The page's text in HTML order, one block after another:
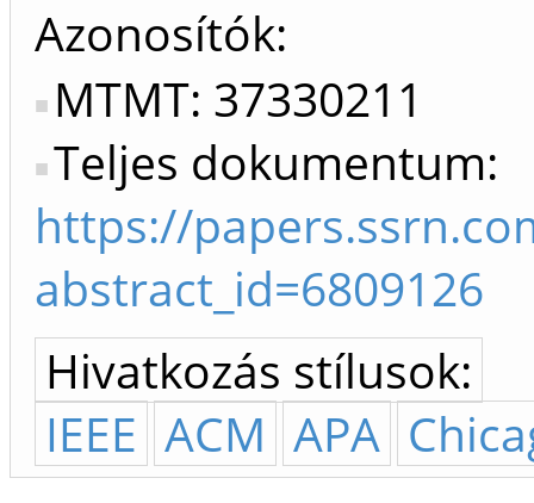
Azonosítók
MTMT: 37330211
Teljes dokumentum:
https://
abstract_id=6809126
Hivatkozás stílusok:
IEEE ACM APA